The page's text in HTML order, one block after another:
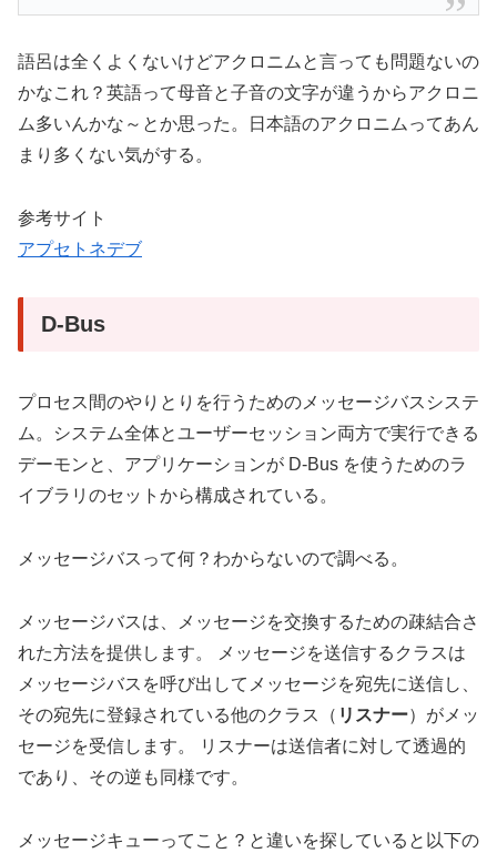
語呂は全くよくないけどアクロニムと言っても問題ないの
かなこれ？英語って母音と子音の文字が違うからアクロニ
ム多いんかな～とか思った。日本語のアクロニムってあん
まり多くない気がする。
参考サイト
アプセトネデブ
D-Bus
プロセス間のやりとりを行うためのメッセージバスシステ
ム。システム全体とユーザーセッション両方で実行できる
デーモンと、アプリケーションが D-Bus を使うためのラ
イブラリのセットから構成されている。
メッセージバスって何？わからないので調べる。
メッセージバスは、メッセージを交換するための疎結合さ
れた方法を提供します。 メッセージを送信するクラスは
メッセージバスを呼び出してメッセージを宛先に送信し、
その宛先に登録されている他のクラス（ リスナー）がメッ
セージを受信します。 リスナーは送信者に対して透過的
であり、その逆も同様です。
メッセージキューってこと？と違いを探していると以下の